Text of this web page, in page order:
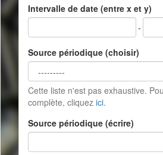
Intervalle de date (entre x et y)
-
Source périodique (choisir)
Cette liste n'est pas exhaustive.
complète, cliquez ici.
Source périodique (écrire)